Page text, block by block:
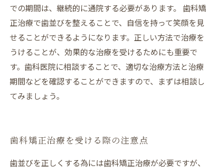
での期間は、継続的に通院する必要があります。 歯科矯
正治療で歯並びを整えることで、自信を持って笑顔を見
せることができるようになります。正しい方法で治療を
うけることが、効果的な治療を受けるためにも重要で
す。歯科医院に相談することで、適切な治療方法と治療
期間などを確認することができますので、まずは相談し
てみましょう。
歯科矯正治療を受ける際の注意点
歯並びを正しくする為には歯科矯正治療が必要ですが、